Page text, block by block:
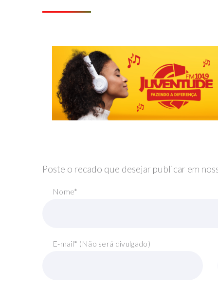
Poste o recado que desejar publicar em
Nome*
E-mail* (Não será divulgado)